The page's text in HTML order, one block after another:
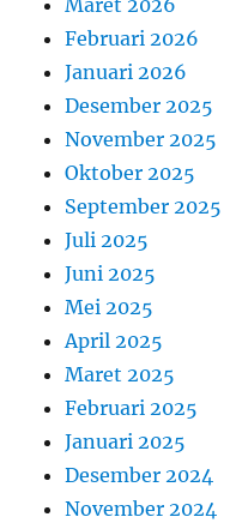
Februari 2026
Januari 2026
Desember 2025
November 2025
Oktober 2025
September 2025
Juli 2025
Juni 2025
Mei 2025
April 2025
Maret 2025
Februari 2025
Januari 2025
Desember 2024
November 2024